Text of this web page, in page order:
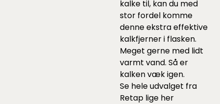
kalke til, kan du med
stor fordel komme
denneekstra effektive
kalkfjerner i flasken.
Meget gerne med lidt
varmt vand. Så er
kalken væk igen.
Se hele udvalget fra
Retap lige her